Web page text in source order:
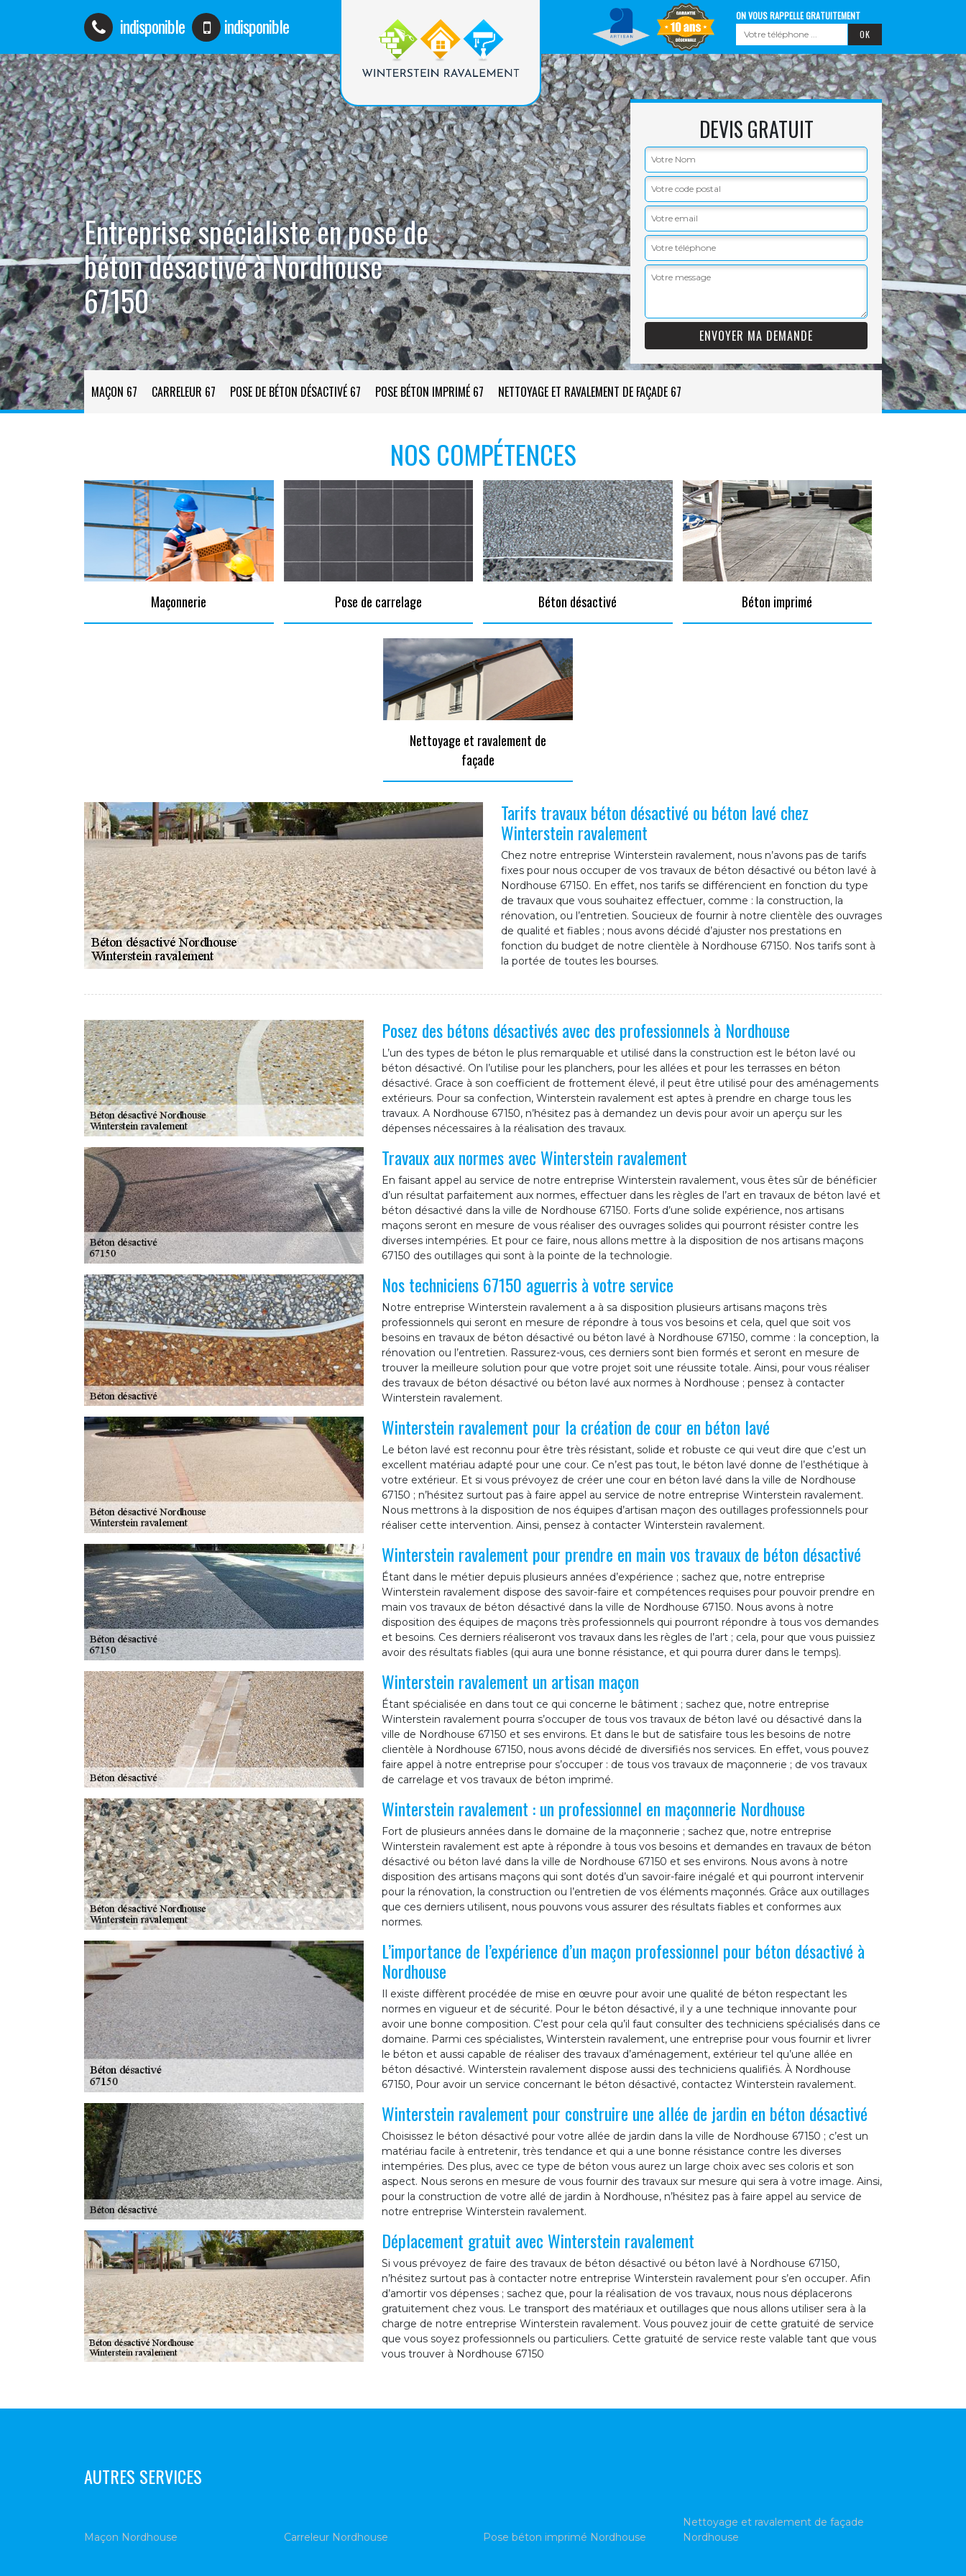
indisponible indisponible ON VOUS RAPPELLE GRATUITEMENT
Entreprise spécialiste en pose de
béton désactivé à Nordhouse
67150
DEVIS GRATUIT
MAÇON 67 CARRELEUR 67 POSE DE BÉTON DÉSACTIVÉ 67 POSE BÉTON IMPRIMÉ 67 NETTOYAGE ET RAVALEMENT DE FAÇADE 67
NOS COMPÉTENCES
Maçonnerie Pose de carrelage Béton désactivé Béton imprimé
Nettoyage et ravalement de
façade
Tarifs travaux béton désactivé ou béton lavé chez
Winterstein ravalement
Chez notre entreprise Winterstein ravalement, nous n’avons pas de tarifs
fixes pour nous occuper de vos travaux de béton désactivé ou béton lavé à
Nordhouse 67150. En effet, nos tarifs se différencient en fonction du type
de travaux que vous souhaitez effectuer, comme : la construction, la
rénovation, ou l’entretien. Soucieux de fournir à notre clientèle des ouvrages
de qualité et fiables ; nous avons décidé d’ajuster nos prestations en
fonction du budget de notre clientèle à Nordhouse 67150. Nos tarifs sont à
la portée de toutes les bourses.
Posez des bétons désactivés avec des professionnels à Nordhouse
L’un des types de béton le plus remarquable et utilisé dans la construction est le béton lavé ou
béton désactivé. On l’utilise pour les planchers, pour les allées et pour les terrasses en béton
désactivé. Grace à son coefficient de frottement élevé, il peut être utilisé pour des aménagements
extérieurs. Pour sa confection, Winterstein ravalement est aptes à prendre en charge tous les
travaux. A Nordhouse 67150, n’hésitez pas à demandez un devis pour avoir un aperçu sur les
dépenses nécessaires à la réalisation des travaux.
Travaux aux normes avec Winterstein ravalement
En faisant appel au service de notre entreprise Winterstein ravalement, vous êtes sûr de bénéficier
d’un résultat parfaitement aux normes, effectuer dans les règles de l’art en travaux de béton lavé et
béton désactivé dans la ville de Nordhouse 67150. Forts d’une solide expérience, nos artisans
maçons seront en mesure de vous réaliser des ouvrages solides qui pourront résister contre les
diverses intempéries. Et pour ce faire, nous allons mettre à la disposition de nos artisans maçons
67150 des outillages qui sont à la pointe de la technologie.
Nos techniciens 67150 aguerris à votre service
Notre entreprise Winterstein ravalement a à sa disposition plusieurs artisans maçons très
professionnels qui seront en mesure de répondre à tous vos besoins et cela, quel que soit vos
besoins en travaux de béton désactivé ou béton lavé à Nordhouse 67150, comme : la conception, la
rénovation ou l’entretien. Rassurez-vous, ces derniers sont bien formés et seront en mesure de
trouver la meilleure solution pour que votre projet soit une réussite totale. Ainsi, pour vous réaliser
des travaux de béton désactivé ou béton lavé aux normes à Nordhouse ; pensez à contacter
Winterstein ravalement.
Winterstein ravalement pour la création de cour en béton lavé
Le béton lavé est reconnu pour être très résistant, solide et robuste ce qui veut dire que c’est un
excellent matériau adapté pour une cour. Ce n’est pas tout, le béton lavé donne de l’esthétique à
votre extérieur. Et si vous prévoyez de créer une cour en béton lavé dans la ville de Nordhouse
67150 ; n’hésitez surtout pas à faire appel au service de notre entreprise Winterstein ravalement.
Nous mettrons à la disposition de nos équipes d’artisan maçon des outillages professionnels pour
réaliser cette intervention. Ainsi, pensez à contacter Winterstein ravalement.
Winterstein ravalement pour prendre en main vos travaux de béton désactivé
Étant dans le métier depuis plusieurs années d’expérience ; sachez que, notre entreprise
Winterstein ravalement dispose des savoir-faire et compétences requises pour pouvoir prendre en
main vos travaux de béton désactivé dans la ville de Nordhouse 67150. Nous avons à notre
disposition des équipes de maçons très professionnels qui pourront répondre à tous vos demandes
et besoins. Ces derniers réaliseront vos travaux dans les règles de l’art ; cela, pour que vous puissiez
avoir des résultats fiables (qui aura une bonne résistance, et qui pourra durer dans le temps).
Winterstein ravalement un artisan maçon
Étant spécialisée en dans tout ce qui concerne le bâtiment ; sachez que, notre entreprise
Winterstein ravalement pourra s’occuper de tous vos travaux de béton lavé ou désactivé dans la
ville de Nordhouse 67150 et ses environs. Et dans le but de satisfaire tous les besoins de notre
clientèle à Nordhouse 67150, nous avons décidé de diversifiés nos services. En effet, vous pouvez
faire appel à notre entreprise pour s’occuper : de tous vos travaux de maçonnerie ; de vos travaux
de carrelage et vos travaux de béton imprimé.
Winterstein ravalement : un professionnel en maçonnerie Nordhouse
Fort de plusieurs années dans le domaine de la maçonnerie ; sachez que, notre entreprise
Winterstein ravalement est apte à répondre à tous vos besoins et demandes en travaux de béton
désactivé ou béton lavé dans la ville de Nordhouse 67150 et ses environs. Nous avons à notre
disposition des artisans maçons qui sont dotés d’un savoir-faire inégalé et qui pourront intervenir
pour la rénovation, la construction ou l’entretien de vos éléments maçonnés. Grâce aux outillages
que ces derniers utilisent, nous pouvons vous assurer des résultats fiables et conformes aux
normes.
L’importance de l’expérience d’un maçon professionnel pour béton désactivé à
Nordhouse
Il existe diffèrent procédée de mise en œuvre pour avoir une qualité de béton respectant les
normes en vigueur et de sécurité. Pour le béton désactivé, il y a une technique innovante pour
avoir une bonne composition. C’est pour cela qu’il faut consulter des techniciens spécialisés dans ce
domaine. Parmi ces spécialistes, Winterstein ravalement, une entreprise pour vous fournir et livrer
le béton et aussi capable de réaliser des travaux d’aménagement, extérieur tel qu’une allée en
béton désactivé. Winterstein ravalement dispose aussi des techniciens qualifiés. À Nordhouse
67150, Pour avoir un service concernant le béton désactivé, contactez Winterstein ravalement.
Winterstein ravalement pour construire une allée de jardin en béton désactivé
Choisissez le béton désactivé pour votre allée de jardin dans la ville de Nordhouse 67150 ; c’est un
matériau facile à entretenir, très tendance et qui a une bonne résistance contre les diverses
intempéries. Des plus, avec ce type de béton vous aurez un large choix avec ses coloris et son
aspect. Nous serons en mesure de vous fournir des travaux sur mesure qui sera à votre image. Ainsi,
pour la construction de votre allé de jardin à Nordhouse, n’hésitez pas à faire appel au service de
notre entreprise Winterstein ravalement.
Déplacement gratuit avec Winterstein ravalement
Si vous prévoyez de faire des travaux de béton désactivé ou béton lavé à Nordhouse 67150,
n’hésitez surtout pas à contacter notre entreprise Winterstein ravalement pour s’en occuper. Afin
d’amortir vos dépenses ; sachez que, pour la réalisation de vos travaux, nous nous déplacerons
gratuitement chez vous. Le transport des matériaux et outillages que nous allons utiliser sera à la
charge de notre entreprise Winterstein ravalement. Vous pouvez jouir de cette gratuité de service
que vous soyez professionnels ou particuliers. Cette gratuité de service reste valable tant que vous
vous trouver à Nordhouse 67150
AUTRES SERVICES
Maçon Nordhouse Carreleur Nordhouse Pose béton imprimé Nordhouse
Nettoyage et ravalement de façade
Nordhouse